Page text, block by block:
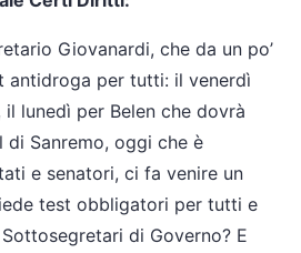
Giovanardi, che da un po’
antidroga per tutti: il venerdì
lunedì per Belen che dovrà
di Sanremo, oggi che è
e senatori, ci fa venire un
test obbligatori per tutti e
di Governo? E